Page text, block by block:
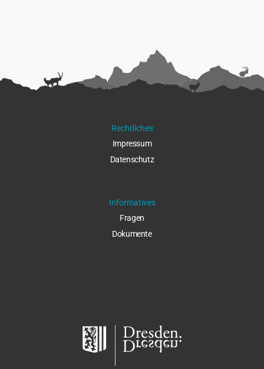
Rechtliches
Impressum
Datenschutz
Informatives
Fragen
Dokumente